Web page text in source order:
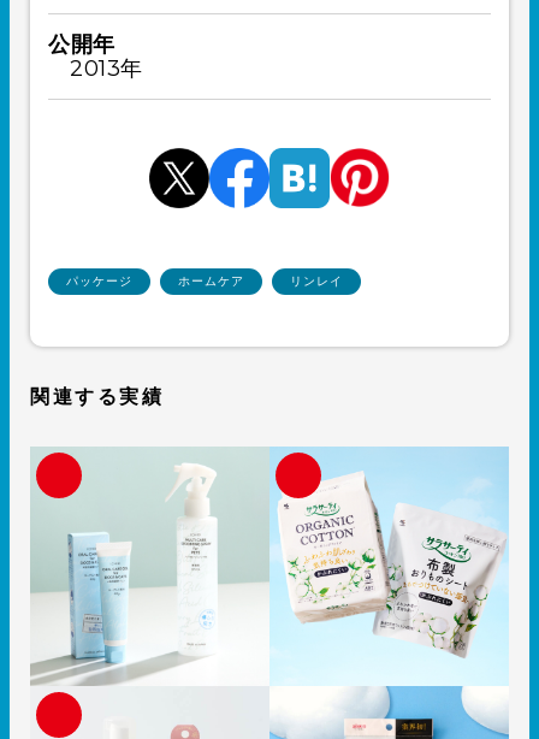
公開年
2013年
パッケージ ホームケア リンレイ
関連する実績